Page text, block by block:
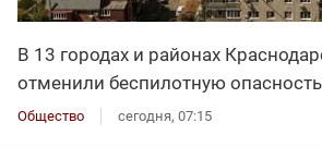
В 13 городах и районах
отменили беспилотную опасность
Общество сегодня, 07:15